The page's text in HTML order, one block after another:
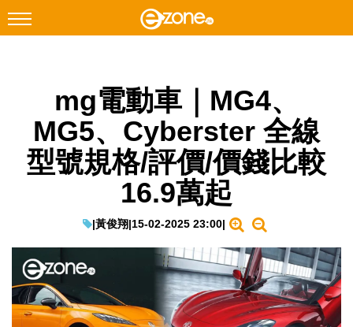
Facebook Instagram
科技焦點
網絡生活
EduTech
IT Times
生成式AI與雲端應用
mg電動車｜MG4、
MG5、Cyberster 全線
型號規格/評價/價錢比較
16.9萬起
|黃俊翔|15-02-2025 23:00|